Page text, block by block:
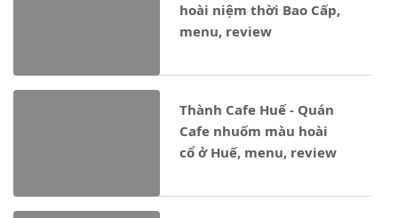
hoài niệm thời Bao Cấp,
menu, review
Thành Cafe Huế - Quán
Cafe nhuốm màu hoài
cổ ở Huế, menu, review